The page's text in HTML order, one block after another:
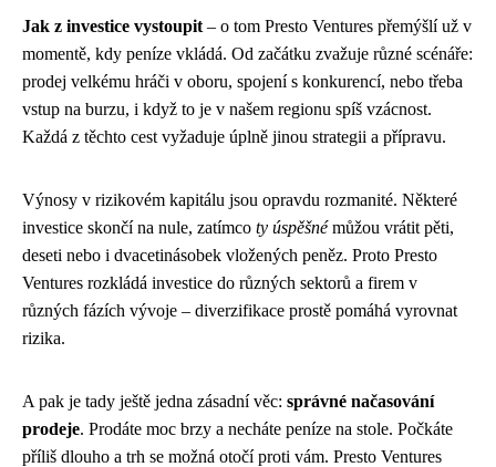
Jak z investice vystoupit – o tom Presto Ventures přemýšlí už v
momentě, kdy peníze vkládá. Od začátku zvažuje různé scénáře:
prodej velkému hráči v oboru, spojení s konkurencí, nebo třeba
vstup na burzu, i když to je v našem regionu spíš vzácnost.
Každá z těchto cest vyžaduje úplně jinou strategii a přípravu.
Výnosy v rizikovém kapitálu jsou opravdu rozmanité. Některé
investice skončí na nule, zatímco ty úspěšnémůžou vrátit pěti,
deseti nebo i dvacetinásobek vložených peněz. Proto Presto
Ventures rozkládá investice do různých sektorů a firem v
různých fázích vývoje – diverzifikace prostě pomáhá vyrovnat
rizika.
A pak je tady ještě jedna zásadní věc: správné načasování
prodeje. Prodáte moc brzy a necháte peníze na stole. Počkáte
příliš dlouho a trh se možná otočí proti vám. Presto Ventures